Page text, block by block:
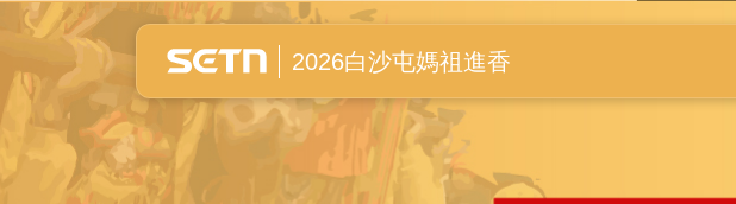
白沙屯媽祖進香全紀錄
2026白沙屯媽祖進香